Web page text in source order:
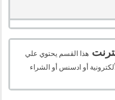
هذا القسم يحتوي علي
أو ادسنس أو الشراء